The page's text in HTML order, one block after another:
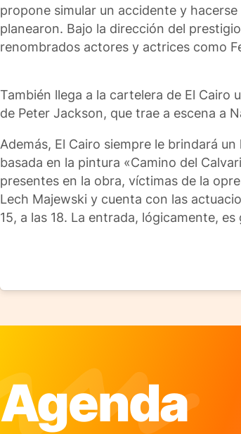
propone simular un accidente y
planearon. Bajo la dirección del
renombrados actores y actrices como
También llega a la cartelera de El Cairo
de Peter Jackson, que trae a escena a
Además, El Cairo siempre le brindará
basada en la pintura «Camino del
presentes en la obra, víctimas de la
Lech Majewski y cuenta con las
15, a las 18. La entrada, lógicamente, es
Agenda